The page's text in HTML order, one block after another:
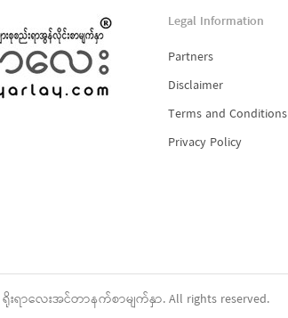
Legal Information
Partners
Disclaimer
Terms and Conditions
Privacy Policy
ရိုးရာလေးအင်တာနက်စာမျက်နှာ. All rights reserved.